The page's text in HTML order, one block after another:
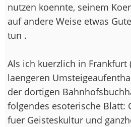
nutzen koennte, seinem
auf andere Weise etwas
tun .
Als ich kuerzlich in Frankfurt
laengeren
der dortigen
folgendes esoterische Blatt:
fuer Geisteskultur und